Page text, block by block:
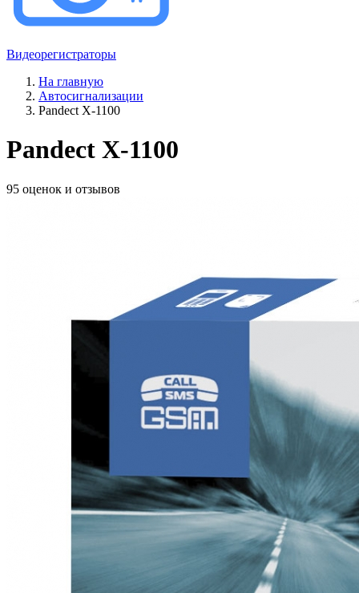
Видеорегистраторы
На главную
Автосигнализации
Pandect X-1100
Pandect X-1100
95 оценок и отзывов